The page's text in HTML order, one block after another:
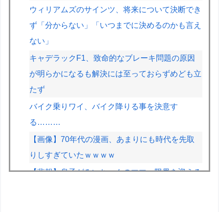
ウィリアムズのサインツ、将来について決断でき
ず「分からない」「いつまでに決めるのかも言え
ない」
キャデラックF1、致命的なブレーキ問題の原因
が明らかになるも解決には至っておらずめども立
たず
バイク乗りワイ、バイク降りる事を決意す
る………
【画像】70年代の漫画、あまりにも時代を先取
りしすぎていたｗｗｗｗ
【悲報】息子がみいちゃんのママ、限界を迎える